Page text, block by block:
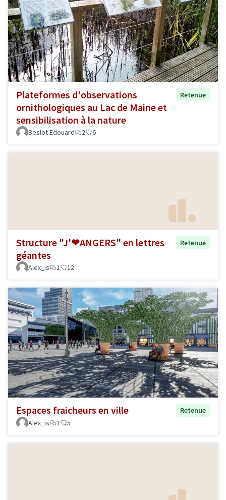
Plateformes d'observations
ornithologiques au Lac de Maine et
sensibilisation à la nature
Retenue
Beslot Edouard 2 6
Structure "J'❤ANGERS" en lettres
géantes
Retenue
Alex_is 1 12
Espaces fraicheurs en ville
Retenue
Alex_is
1 5